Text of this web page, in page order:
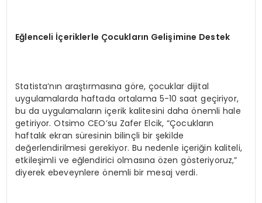
Eğlenceli İçeriklerle Çocukların Gelişimine Destek
Statista’nın araştırmasına göre, çocuklar dijital
uygulamalarda haftada ortalama 5-10 saat geçiriyor,
bu da uygulamaların içerik kalitesini daha önemli hale
getiriyor. Otsimo CEO’su Zafer Elcik, “Çocukların
haftalık ekran süresinin bilinçli bir şekilde
değerlendirilmesi gerekiyor. Bu nedenle içeriğin kaliteli,
etkileşimli ve eğlendirici olmasına özen gösteriyoruz,”
diyerek ebeveynlere önemli bir mesaj verdi.